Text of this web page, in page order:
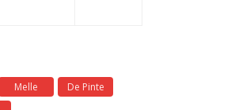
Melle
De Pinte